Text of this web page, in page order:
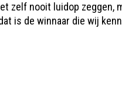
zelf nooit luidop zeggen,
is de winnaar die wij